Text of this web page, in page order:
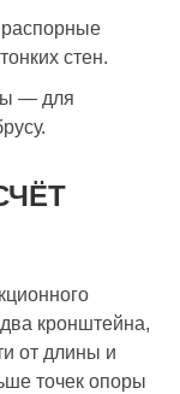
стен.
— для
кронштейна,
от длины и
точек опоры